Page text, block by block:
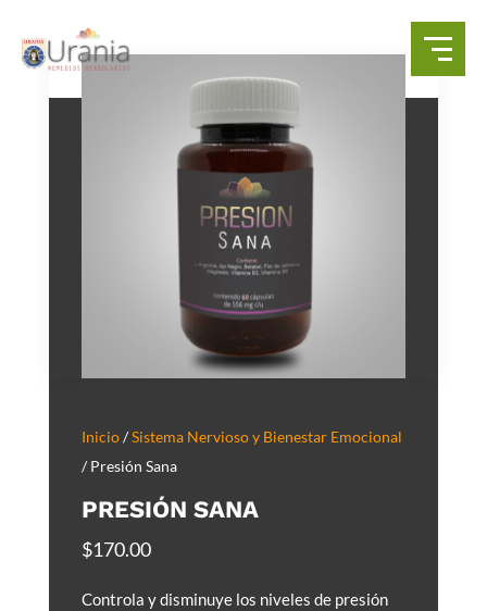
Inicio/Sistema Nervioso y Bienestar Emocional
/ Presión Sana
PRESIÓN SANA
$170.00
Controla y disminuye los niveles de presión